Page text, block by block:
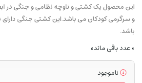
این محصول یک کشتی و ناوچه نظامی و جنگی در
و سرگرمی کودکان می باشد.این کشتی جنگی دارای
باشد.
0عدد باقی مانده
ناموجود